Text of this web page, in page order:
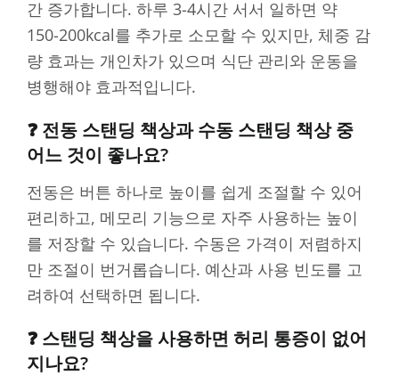
간 증가합니다. 하루 3-4시간 서서 일하면 약
150-200kcal를 추가로 소모할 수 있지만, 체중 감
량 효과는 개인차가 있으며 식단 관리와 운동을
병행해야 효과적입니다.
❓ 전동 스탠딩 책상과 수동 스탠딩 책상 중
어느 것이 좋나요?
전동은 버튼 하나로 높이를 쉽게 조절할 수 있어
편리하고, 메모리 기능으로 자주 사용하는 높이
를 저장할 수 있습니다. 수동은 가격이 저렴하지
만 조절이 번거롭습니다. 예산과 사용 빈도를 고
려하여 선택하면 됩니다.
❓ 스탠딩 책상을 사용하면 허리 통증이 없어
지나요?